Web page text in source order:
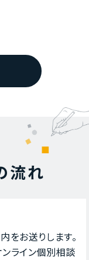
流れ
をお送りします。
ライン個別相談